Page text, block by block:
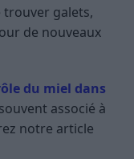
trouver galets,
de nouveaux
du miel dans
associé à
notre article